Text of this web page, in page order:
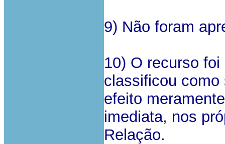
9) Não foram
10) O recurso
classificou como
efeito
imediata, nos
Relação.